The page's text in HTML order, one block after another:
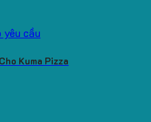
Kuma Pizza